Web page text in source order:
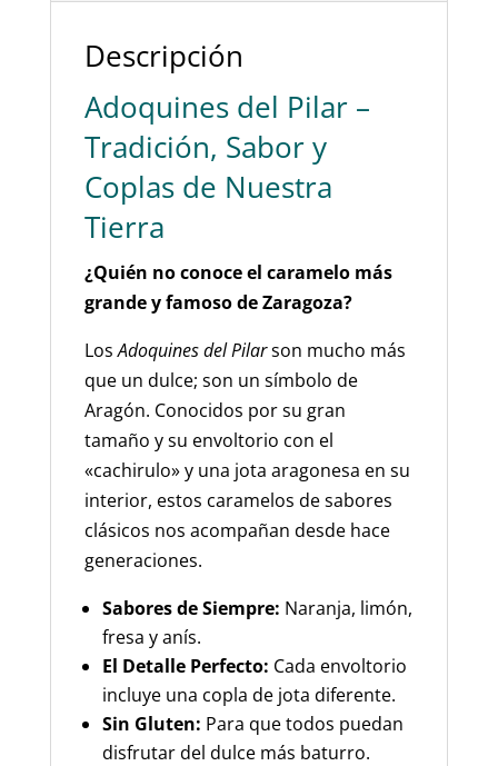
Descripción
Adoquines del Pilar –
Tradición, Sabor y
Coplas de Nuestra
Tierra
¿Quién no conoce el caramelo más
grande y famoso de Zaragoza?
LosAdoquines del Pilarson mucho más
que un dulce; son un símbolo de
Aragón. Conocidos por su gran
tamaño y su envoltorio con el
«cachirulo» y una jota aragonesa en su
interior, estos caramelos de sabores
clásicos nos acompañan desde hace
generaciones.
Sabores de Siempre: Naranja, limón,
fresa y anís.
El Detalle Perfecto: Cada envoltorio
incluye una copla de jota diferente.
Sin Gluten: Para que todos puedan
disfrutar del dulce más baturro.